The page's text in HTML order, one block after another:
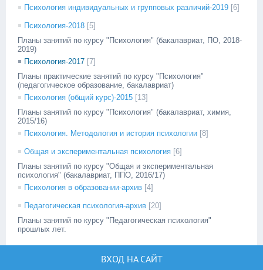
Психология индивидуальных и групповых различий-2019 [6]
Психология-2018 [5]
Планы занятий по курсу "Психология" (бакалавриат, ПО, 2018-
2019)
Психология-2017 [7]
Планы практические занятий по курсу "Психология"
(педагогическое образование, бакалавриат)
Психология (общий курс)-2015 [13]
Планы занятий по курсу "Психология" (бакалавриат, химия,
2015/16)
Психология. Методология и история психологии [8]
Общая и экспериментальная психология [6]
Планы занятий по курсу "Общая и экспериментальная
психология" (бакалавриат, ППО, 2016/17)
Психология в образовании-архив [4]
Педагогическая психология-архив [20]
Планы занятий по курсу "Педагогическая психология"
прошлых лет.
ВХОД НА САЙТ